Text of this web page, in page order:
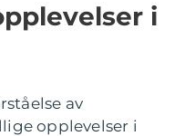
i
av
opplevelser i